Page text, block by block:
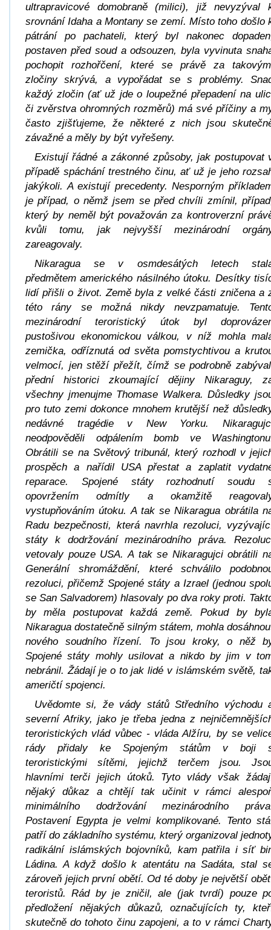
ultrapravicové domobraně (milici), již nevyzýval
srovnání Idaha a Montany se zemí. Místo toho došlo
pátrání po pachateli, který byl nakonec
postaven před soud a odsouzen, byla vyvinuta
pochopit rozhořčení, které se právě za
zločiny skrývá, a vypořádat se s problémy.
každý zločin (ať už jde o loupežné přepadení na
či zvěrstva ohromných rozměrů) má své příčiny a
často zjišťujeme, že některé z nich jsou
závažné a měly by být vyřešeny.
Existují řádné a zákonné způsoby, jak postupovat
případě spáchání trestného činu, ať už je jeho
jakýkoli. A existují precedenty. Nesporným
je případ, o němž jsem se před chvíli zmínil,
který by neměl být považován za kontroverzní
kvůli tomu, jak nejvyšší mezinárodní
zareagovaly.
Nikaragua se v osmdesátých letech
předmětem amerického násilného útoku. Desítky
lidí přišli o život. Země byla z velké části zničena a
této rány se možná nikdy nevzpamatuje.
mezinárodní teroristický útok byl
pustošivou ekonomickou válkou, v níž mohla
zemička, odříznutá od světa pomstychtivou a
velmocí, jen stěží přežít, čímž se podrobně
přední historici zkoumající dějiny Nikaraguy,
všechny jmenujme Thomase Walkera. Důsledky
pro tuto zemi dokonce mnohem krutější než
nedávné tragédie v New Yorku.
neodpověděli odpálením bomb ve
Obrátili se na Světový tribunál, který rozhodl v
prospěch a nařídil USA přestat a zaplatit
reparace. Spojené státy rozhodnutí soudu
opovržením odmítly a okamžitě
vystupňováním útoku. A tak se Nikaragua obrátila
Radu bezpečnosti, která navrhla rezoluci,
státy k dodržování mezinárodního práva.
vetovaly pouze USA. A tak se Nikaragujci obrátili
Generální shromáždění, které schválilo
rezoluci, přičemž Spojené státy a Izrael (jednou
se San Salvadorem) hlasovaly po dva roky proti.
by měla postupovat každá země. Pokud by
Nikaragua dostatečně silným státem, mohla
nového soudního řízení. To jsou kroky, o něž
Spojené státy mohly usilovat a nikdo by jim v
nebránil. Žádají je o to jak lidé v islámském světě,
američtí spojenci.
Uvědomte si, že vády států Středního východu
severní Afriky, jako je třeba jedna z
teroristických vlád vůbec - vláda Alžíru, by se
rády přidaly ke Spojeným státům v boji
teroristickými sítěmi, jejichž terčem jsou.
hlavními terči jejich útoků. Tyto vlády však
nějaký důkaz a chtějí tak učinit v rámci
minimálního dodržování mezinárodního
Postavení Egypta je velmi komplikované. Tento
patří do základního systému, který organizoval
radikální islámských bojovníků, kam patřila i síť
Ládina. A když došlo k atentátu na Sadáta, stal
zároveň jejich první obětí. Od té doby je největší
teroristů. Rád by je zničil, ale (jak tvrdí) pouze
předložení nějakých důkazů, označujících ty,
skutečně do tohoto činu zapojeni, a to v rámci